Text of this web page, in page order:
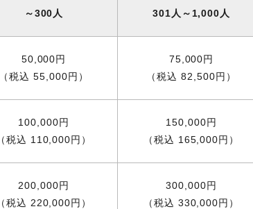
～300人 301人～1,000人
50,000円
（税込 55,000円）
75,000円
（税込 82,500円）
100,000円
（税込 110,000円）
150,000円
（税込 165,000円）
200,000円
（税込 220,000円）
300,000円
（税込 330,000円）